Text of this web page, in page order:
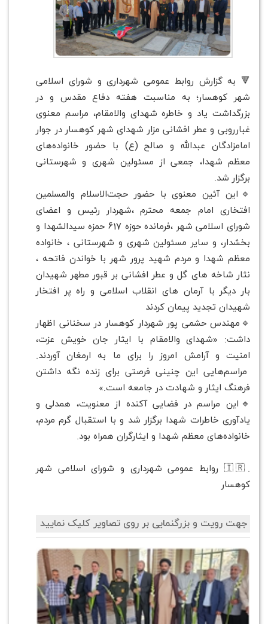
🔻 به گزارش روابط عمومی شهرداری و شورای اسلامی
شهر کوهسار؛ به مناسبت هفته دفاع مقدس و در
بزرگداشت یاد و خاطره شهدای والامقام، مراسم معنوی
غبارروبی و عطر افشانی مزار شهدای شهر کوهسار در جوار
امامزادگان عبدالله و صالح (ع) با حضور خانواده‌های
معظم شهدا، جمعی از مسئولین شهری و شهرستانی
برگزار شد.
🔹این آئین معنوی با حضور حجت‌الاسلام والمسلمین
افتخاری امام جمعه محترم ،شهردار رئیس و اعضای
شورای اسلامی شهر ،فرمانده حوزه 617 حمزه سیدالشهدا و
بخشدار، و سایر مسئولین شهری و شهرستانی ، خانواده
معظم شهدا و مردم شهید پرور شهر با خواندن فاتحه ،
نثار شاخه های گل و عطر افشانی بر قبور مطهر شهیدان
بار دیگر با آرمان های انقلاب اسلامی و راه پر افتخار
شهیدان تجدید پیمان کردند
🔹مهندس حشمی پور شهردار کوهسار در سخنانی اظهار
داشت: «شهدای والامقام با ایثار جان خویش عزت،
امنیت و آرامش امروز را برای ما به ارمغان آوردند.
مراسم‌هایی این چنینی فرصتی برای زنده نگه داشتن
فرهنگ ایثار و شهادت در جامعه است.»
🔹این مراسم در فضایی آکنده از معنویت، همدلی و
یادآوری خاطرات شهدا برگزار شد و با استقبال گرم مردم،
خانواده‌های معظم شهدا و ایثارگران همراه بود.
.🇮🇷 روابط عمومی شهرداری و شورای اسلامی شهر
کوهسار
جهت رویت و بزرگنمایی بر روی تصاویر کلیک نمایید